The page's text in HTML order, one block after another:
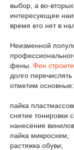
выбор, а во-
интересующее
время его нет в
Неизменной
фены. Фен
долго
отметим основные:
пайка
снятие тонировки
нанесение
пайка микросхем;
растяжка обуви;